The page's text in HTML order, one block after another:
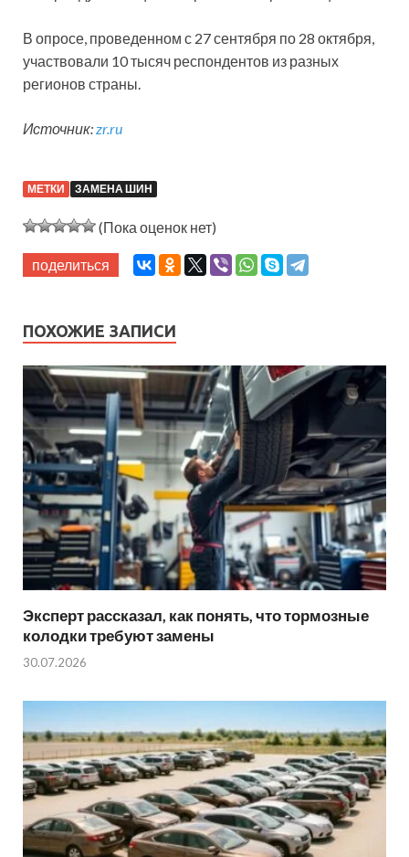
В опросе, проведенном с 27 сентября по 28 октября,
участвовали 10 тысяч респондентов из разных
регионов страны.
Источник:zr.ru
МЕТКИ ЗАМЕНА ШИН
(Пока оценок нет)
поделиться
ПОХОЖИЕ ЗАПИСИ
Эксперт рассказал, как понять, что тормозные
колодки требуют замены
30.07.2026